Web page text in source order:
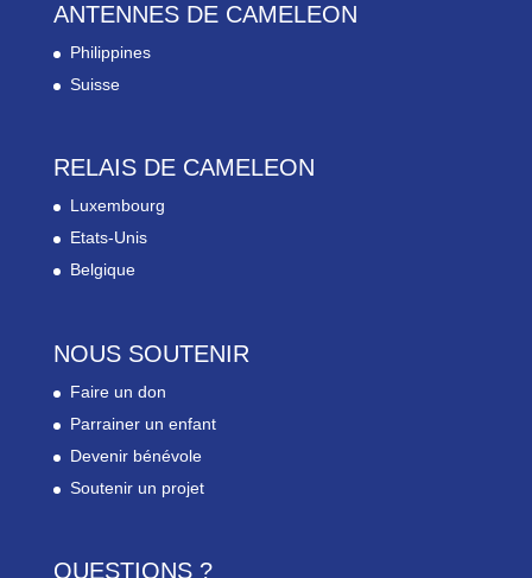
ANTENNES DE CAMELEON
Philippines
Suisse
RELAIS DE CAMELEON
Luxembourg
Etats-Unis
Belgique
NOUS SOUTENIR
Faire un don
Parrainer un enfant
Devenir bénévole
Soutenir un projet
QUESTIONS ?